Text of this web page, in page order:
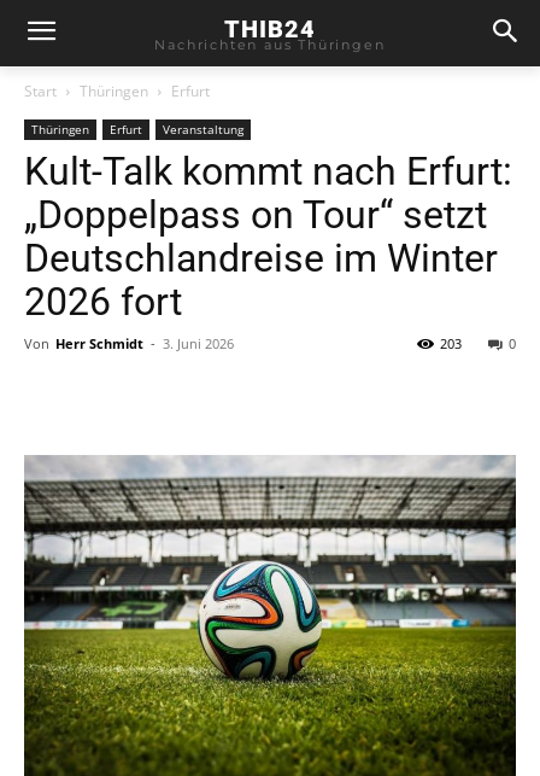
THIB24
Nachrichten aus Thüringen
Start Thüringen Erfurt
Thüringen Erfurt Veranstaltung
Kult-Talk kommt nach Erfurt:
„Doppelpass on Tour“ setzt
Deutschlandreise im Winter
2026 fort
Von Herr Schmidt - 3. Juni 2026 0
203